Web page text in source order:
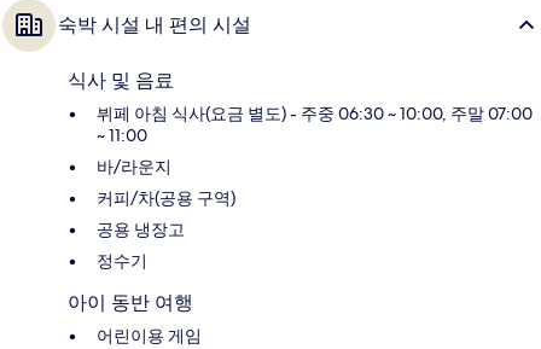
숙박 시설 내 편의 시설
식사 및 음료
뷔페 아침 식사(요금 별도) - 주중 06:30 ~ 10:00, 주말 07:00
~ 11:00
바/라운지
커피/차(공용 구역)
공용 냉장고
정수기
아이 동반 여행
어린이용 게임